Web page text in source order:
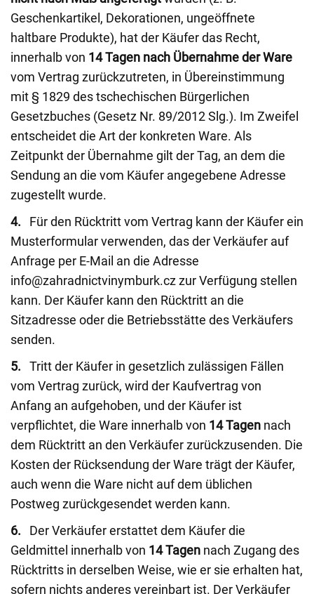
Geschenkartikel, Dekorationen, ungeöffnete
haltbare Produkte), hat der Käufer das Recht,
innerhalb von 14 Tagen nach Übernahme der Ware
vom Vertrag zurückzutreten, in Übereinstimmung
mit § 1829 des tschechischen Bürgerlichen
Gesetzbuches (Gesetz Nr. 89/2012 Slg.). Im Zweifel
entscheidet die Art der konkreten Ware. Als
Zeitpunkt der Übernahme gilt der Tag, an dem die
Sendung an die vom Käufer angegebene Adresse
zugestellt wurde.
4. Für den Rücktritt vom Vertrag kann der Käufer ein
Musterformular verwenden, das der Verkäufer auf
Anfrage per E-Mail an die Adresse
info@zahradnictvinymburk.cz zur Verfügung stellen
kann. Der Käufer kann den Rücktritt an die
Sitzadresse oder die Betriebsstätte des Verkäufers
senden.
5. Tritt der Käufer in gesetzlich zulässigen Fällen
vom Vertrag zurück, wird der Kaufvertrag von
Anfang an aufgehoben, und der Käufer ist
verpflichtet, die Ware innerhalb von 14 Tagen nach
dem Rücktritt an den Verkäufer zurückzusenden. Die
Kosten der Rücksendung der Ware trägt der Käufer,
auch wenn die Ware nicht auf dem üblichen
Postweg zurückgesendet werden kann.
6.
Der Verkäufer erstattet dem Käufer die
Geldmittel innerhalb von 14 Tagen nach Zugang des
Rücktritts in derselben Weise, wie er sie erhalten hat,
sofern nichts anderes vereinbart ist. Der Verkäufer